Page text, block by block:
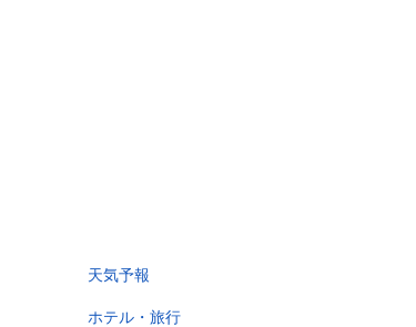
天気予報
ホテル・旅行